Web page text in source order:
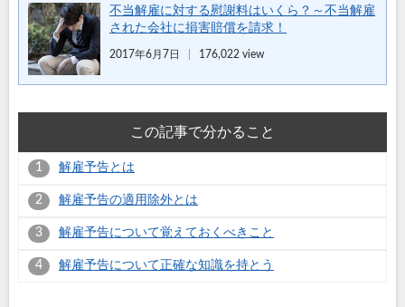
不当解雇に対する慰謝料はいくら？～不当解雇
された会社に損害賠償を請求！
2017年6月7日 176,022 view
この記事で分かること
解雇予告とは
解雇予告の適用除外とは
解雇予告について覚えておくべきこと
解雇予告について正確な知識を持とう